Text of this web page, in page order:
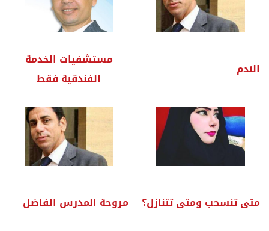
الندم
مستشفيات الخدمة
الفندقية فقط
متى تنسحب ومتى تتنازل؟ مروحة المدرس الفاضل